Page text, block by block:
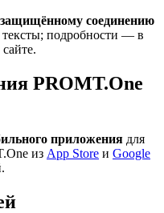
защищённому соединению
подробности — в
PROMT.One
приложения для
из App Store и Google